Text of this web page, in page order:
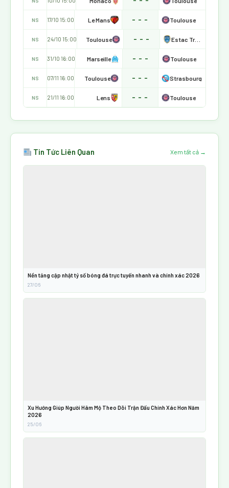
NS 17/10 15:00 Le Mans - - - Toulouse
NS 24/10 15:00 Toulouse - - - Estac Troyes
NS 31/10 16:00 Marseille - - - Toulouse
NS 07/11 16:00 Toulouse - - - Strasbourg
NS 21/11 16:00 Lens - - - Toulouse
Tin Tức Liên Quan Xem tất cả →
Nền tảng cập nhật tỷ số bóng đá trực tuyến nhanh và chính xác 2026
27/06
Xu Hướng Giúp Người Hâm Mộ Theo Dõi Trận Đấu Chính Xác Hơn Năm
2026
25/06